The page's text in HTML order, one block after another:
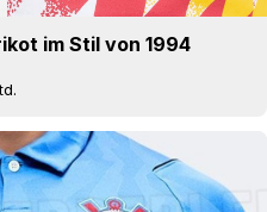
im Stil von 1994